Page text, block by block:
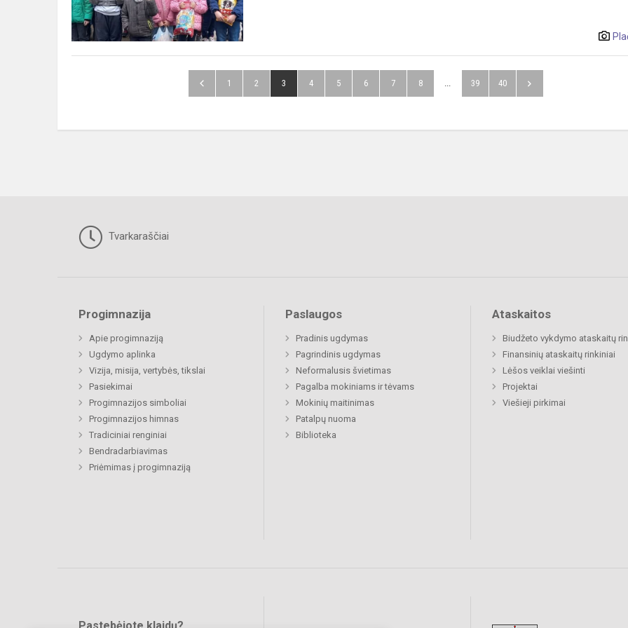
1 2 3 4 5 6 7 8 ... 39 40
Tvarkaraščiai
Progimnazija
Apie progimnaziją
Ugdymo aplinka
Vizija, misija, vertybės, tikslai
Pasiekimai
Progimnazijos simboliai
Progimnazijos himnas
Tradiciniai renginiai
Bendradarbiavimas
Priėmimas į progimnaziją
Paslaugos
Pradinis ugdymas
Pagrindinis ugdymas
Neformalusis švietimas
Pagalba mokiniams ir tėvams
Mokinių maitinimas
Patalpų nuoma
Biblioteka
Ataskaitos
Biudžeto vykdymo ataskaitų
Finansinių ataskaitų rinkiniai
Lėšos veiklai viešinti
Projektai
Viešieji pirkimai